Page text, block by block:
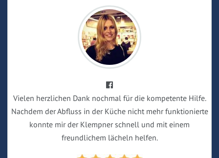
Vielen herzlichen Dank nochmal für die kompetente Hilfe.
Nachdem der Abfluss in der Küche nicht mehr funktionierte
konnte mir der Klempner schnell und mit einem
freundlichem lächeln helfen.